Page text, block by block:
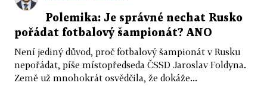
Polemika: Je správné nechat Rusko
pořádat fotbalový šampionát? ANO
Není jediný důvod, proč fotbalový šampionát v Rusku
nepořádat, píše místopředseda ČSSD Jaroslav Foldyna.
Země už mnohokrát osvědčila, že dokáže...